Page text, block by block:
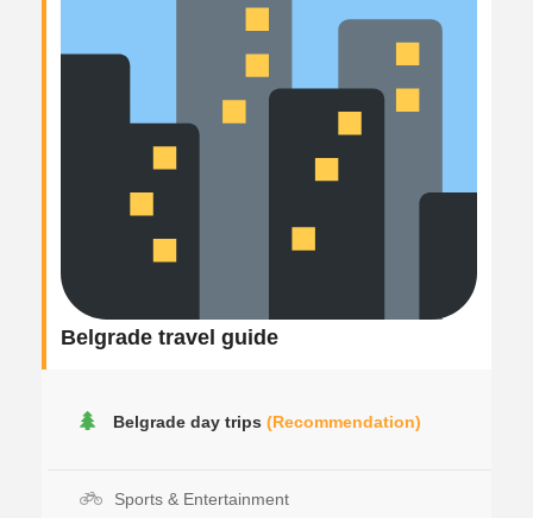
Belgrade travel guide
Belgrade day trips (Recommendation)
Sports & Entertainment